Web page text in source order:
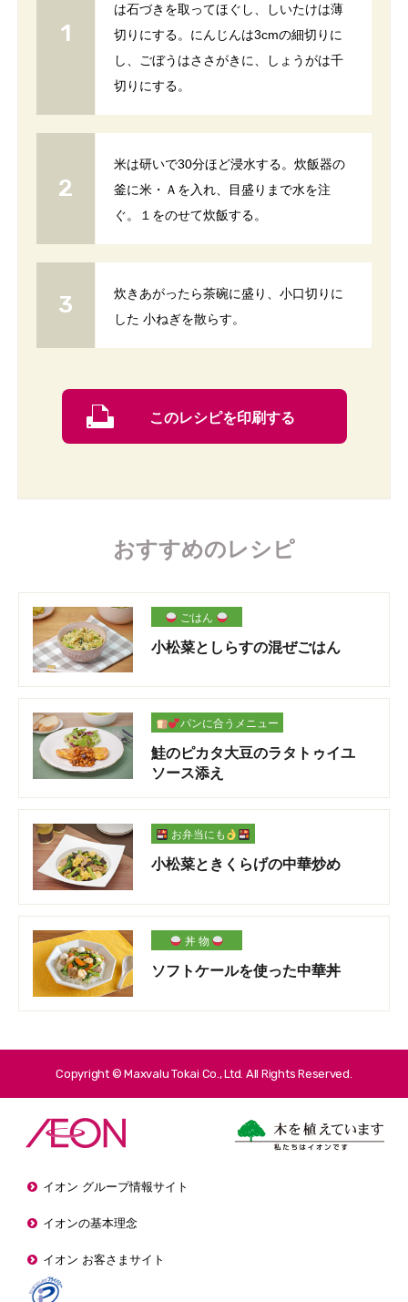
は石づきを取ってほぐし、しいたけは薄
切りにする。にんじんは3cmの細切りに
し、ごぼうはささがきに、しょうがは千
切りにする。
米は研いで30分ほど浸水する。炊飯器の
釜に米・Ａを入れ、目盛りまで水を注
ぐ。１をのせて炊飯する。
炊きあがったら茶碗に盛り、小口切りに
した 小ねぎを散らす。
このレシピを印刷する
おすすめのレシピ
ごはん
小松菜としらすの混ぜごはん
パンに合うメニュー
鮭のピカタ大豆のラタトゥイユ
ソース添え
お弁当にも
小松菜ときくらげの中華炒め
丼 物
ソフトケールを使った中華丼
Copyright © Maxvalu Tokai Co., Ltd. All Rights Reserved.
イオン グループ情報サイト
イオンの基本理念
イオン お客さまサイト